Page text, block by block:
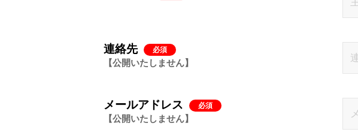
連絡先 必須
公開いたしません
メールアドレス 必須
公開いたしません